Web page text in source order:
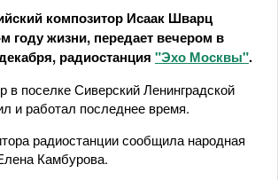
композитор Исаак Шварц
году жизни, передает вечером в
радиостанция "Эхо Москвы".
поселке Сиверский Ленинградской
и работал последнее время.
радиостанции сообщила народная
Камбурова.